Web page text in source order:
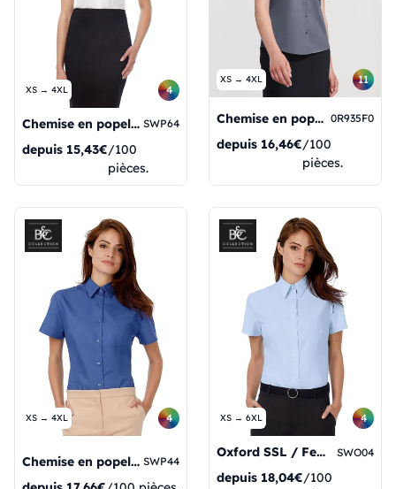
XS → 4XL 4
Chemise en popeline à manches courtes pour femme Smart SSL SWP64
depuis 15,43€/100
pièces.
XS → 4XL 11
Chemise en popeline à manches courtes pour femme 0R935F0
depuis 16,46€/100
pièces.
XS → 4XL 4
Chemise en popeline à manches courtes pour femme Heritage SWP44
XS → 6XL 4
Oxford SSL / Femmes SWO04
depuis 18,04€/100